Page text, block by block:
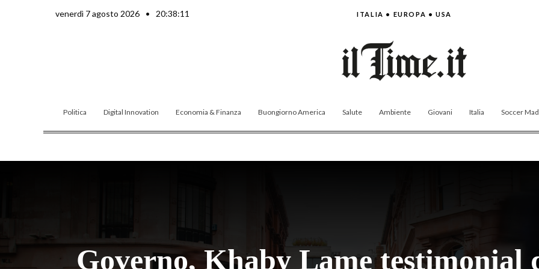
venerdì 7 agosto 2026 • 20:38:13 ITALIA • EUROPA • USA
Politica Digital Innovation Economia & Finanza Buongiorno America Salute Ambiente Giovani Italia Soccer
Governo, Khaby Lame testimonial